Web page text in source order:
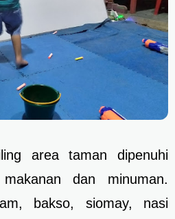
area taman dipenuhi
dan minuman.
bakso, siomay, nasi